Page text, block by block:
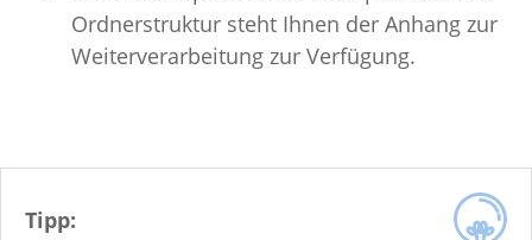
Ordnerstruktur steht Ihnen der Anhang zur
Weiterverarbeitung zur Verfügung.
Tipp: